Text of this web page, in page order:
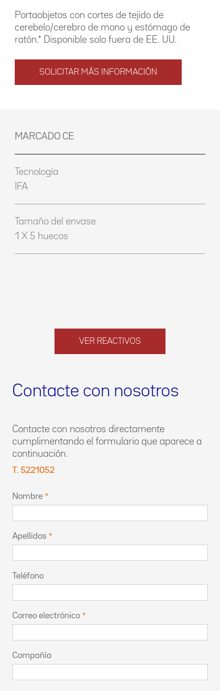
Portaobjetos con cortes de tejido de
cerebelo/cerebro de mono y estómago de
ratón.* Disponible solo fuera de EE. UU.
SOLICITAR MÁS INFORMACIÓN
MARCADO CE
Tecnología
IFA
Tamaño del envase
1 X 5 huecos
VER REACTIVOS
Contacte con nosotros
Contacte con nosotros directamente
cumplimentando el formulario que aparece a
continuación.
T. 5221052
Nombre
Apellidos
Teléfono
Correo electrónico
Compañía